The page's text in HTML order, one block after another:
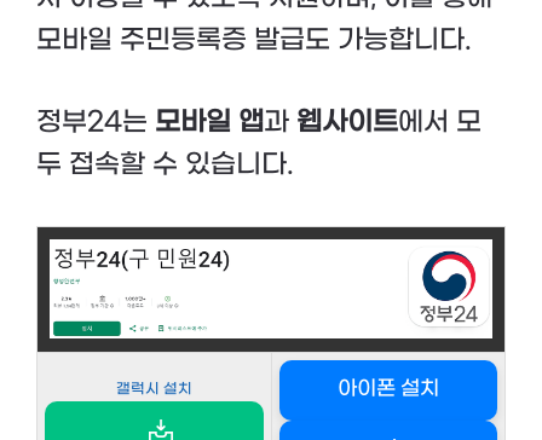
모바일 주민등록증 발급도 가능합니다.
정부24는 모바일 앱과 웹사이트에서 모
두 접속할 수 있습니다.
갤럭시 설치 아이폰 설치